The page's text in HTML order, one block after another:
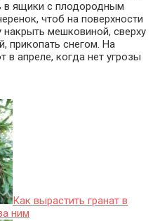
в ящики с плодородным
чтоб на поверхности
мешковиной, сверху
прикопать снегом. На
апреле, когда нет угрозы
Как вырастить гранат в
ним